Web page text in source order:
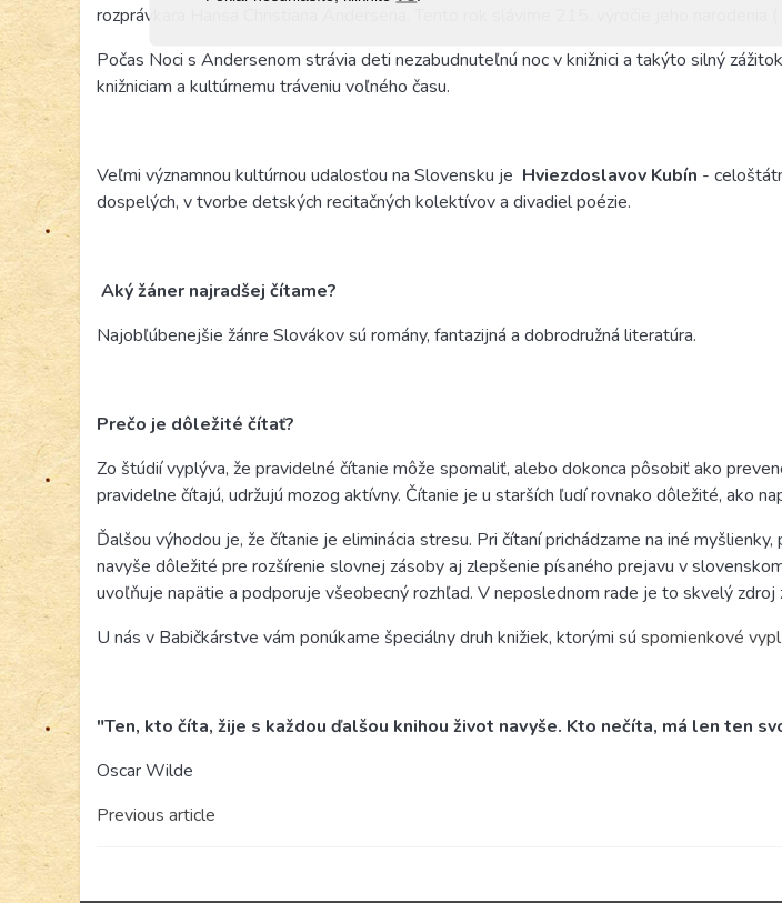
rozprávkara Hansa Christiana Andersena. Tento rok slávime 215. výročie jeho narodenia (
Počas Noci s Andersenom strávia deti nezabudnuteľnú noc v knižnici a takýto silný
knižniciam a kultúrnemu tráveniu voľného času.
Veľmi významnou kultúrnou udalosťou na Slovensku je Hviezdoslavov Kubín -
dospelých, v tvorbe detských recitačných kolektívov a divadiel poézie.
Aký žáner najradšej čítame?
Najobľúbenejšie žánre Slovákov sú romány, fantazijná a dobrodružná literatúra.
Prečo je dôležité čítať?
Zo štúdií vyplýva, že pravidelné čítanie môže spomaliť, alebo dokonca pôsobiť ako
pravidelne čítajú, udržujú mozog aktívny. Čítanie je u starších ľudí rovnako dôležité, ako
Ďalšou výhodou je, že čítanie je eliminácia stresu. Pri čítaní prichádzame na iné
navyše dôležité pre rozšírenie slovnej zásoby aj zlepšenie písaného prejavu v
uvoľňuje napätie a podporuje všeobecný rozhľad. V neposlednom rade je to skvelý
U nás v Babičkárstve vám ponúkame špeciálny druh knižiek, ktorými sú spomienkové
"Ten, kto číta, žije s každou ďalšou knihou život navyše. Kto nečíta, má len ten
Oscar Wilde
Previous article